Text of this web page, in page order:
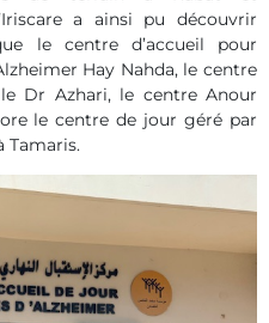
a ainsi pu découvrir
le centre d’accueil pour
Hay Nahda, le centre
Dr Azhari, le centre Anour
le centre de jour géré par
Tamaris.